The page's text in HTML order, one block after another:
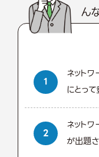
ん
ネット
にとっ
ネット
が出題